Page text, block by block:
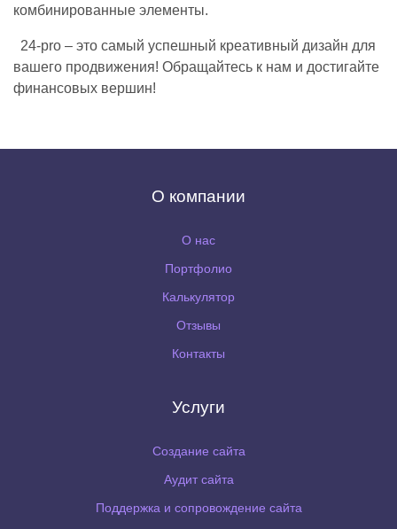
комбинированные элементы.
24-pro – это самый успешный креативный дизайн для
вашего продвижения! Обращайтесь к нам и достигайте
финансовых вершин!
О компании
О нас
Портфолио
Калькулятор
Отзывы
Контакты
Услуги
Создание сайта
Аудит сайта
Поддержка и сопровождение сайта